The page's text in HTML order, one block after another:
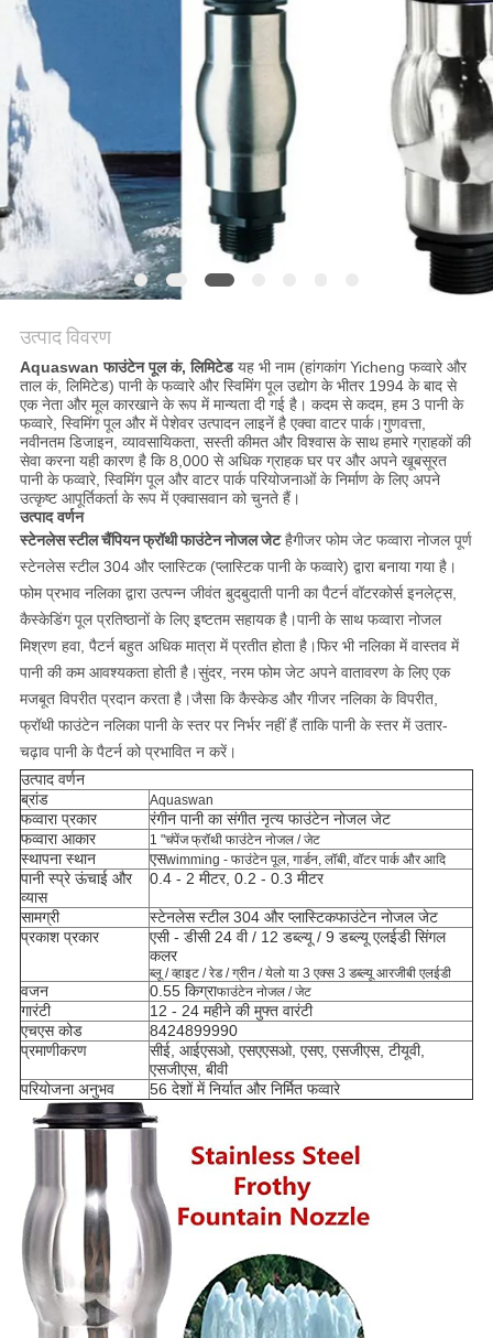
करे
NEWS
साइटमैप
PRIVACY
POLICY
उत्पाद विवरण
Aquaswan फाउंटेन पूल कं, लिमिटेडयह भी नाम (हांगकांग Yicheng फव्वारे और
ताल कं, लिमिटेड) पानी के फव्वारे और स्विमिंग पूल उद्योग के भीतर 1994 के बाद से
एक नेता और मूल कारखाने के रूप में मान्यता दी गई है। कदम से कदम, हम 3 पानी के
फव्वारे, स्विमिंग पूल और में पेशेवर उत्पादन लाइनें है एक्वा वाटर पार्क।गुणवत्ता,
नवीनतम डिजाइन, व्यावसायिकता, सस्ती कीमत और विश्वास के साथ हमारे ग्राहकों की
सेवा करना यही कारण है कि 8,000 से अधिक ग्राहक घर पर और अपने खूबसूरत
पानी के फव्वारे, स्विमिंग पूल और वाटर पार्क परियोजनाओं के निर्माण के लिए अपने
उत्कृष्ट आपूर्तिकर्ता के रूप में एक्वासवान को चुनते हैं।
उत्पाद वर्णन
स्टेनलेस स्टील चैंपियन फ्रॉथी फाउंटेन नोजल जेट हैगीजर फोम जेट फव्वारा नोजल पूर्ण
स्टेनलेस स्टील 304 और प्लास्टिक (प्लास्टिक पानी के फव्वारे) द्वारा बनाया गया है।
फोम प्रभाव नलिका द्वारा उत्पन्न जीवंत बुदबुदाती पानी का पैटर्न वॉटरकोर्स इनलेट्स,
कैस्केडिंग पूल प्रतिष्ठानों के लिए इष्टतम सहायक है।पानी के साथ फव्वारा नोजल
मिश्रण हवा, पैटर्न बहुत अधिक मात्रा में प्रतीत होता है।फिर भी नलिका में वास्तव में
पानी की कम आवश्यकता होती है।सुंदर, नरम फोम जेट अपने वातावरण के लिए एक
मजबूत विपरीत प्रदान करता है।जैसा कि कैस्केड और गीजर नलिका के विपरीत,
फ्रॉथी फाउंटेन नलिका पानी के स्तर पर निर्भर नहीं हैं ताकि पानी के स्तर में उतार-
चढ़ाव पानी के पैटर्न को प्रभावित न करें।
उत्पाद वर्णन
ब्रांड
Aquaswan
फव्वारा प्रकार
रंगीन पानी का संगीत नृत्य फाउंटेन नोजल जेट
फव्वारा आकार
1 "चंपेंज फ्रॉथी फाउंटेन नोजल / जेट
स्थापना स्थान एसwimming - फाउंटेन पूल, गार्डन, लॉबी, वॉटर पार्क और आदि
पानी स्प्रे ऊंचाई और
व्यास
0.4 - 2 मीटर, 0.2 - 0.3 मीटर
सामग्री स्टेनलेस स्टील 304 और प्लास्टिकफाउंटेन नोजल जेट
प्रकाश प्रकार
एसी - डीसी 24 वी / 12 डब्ल्यू / 9 डब्ल्यू एलईडी सिंगल
कलर
ब्लू / व्हाइट / रेड / ग्रीन / येलो या 3 एक्स 3 डब्ल्यू आरजीबी एलईडी
वजन 0.55 किग्राफाउंटेन नोजल / जेट
गारंटी
12 - 24 महीने की मुफ्त वारंटी
एचएस कोड
8424899990
प्रमाणीकरण
सीई, आईएसओ, एसएएसओ, एसए, एसजीएस, टीयूवी,
एसजीएस, बीवी
परियोजना अनुभव
56 देशों में निर्यात और निर्मित फव्वारे